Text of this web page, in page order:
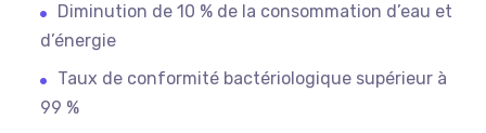
Diminution de 10 % de la consommation d’eau et
d’énergie
Taux de conformité bactériologique supérieur à
99 %